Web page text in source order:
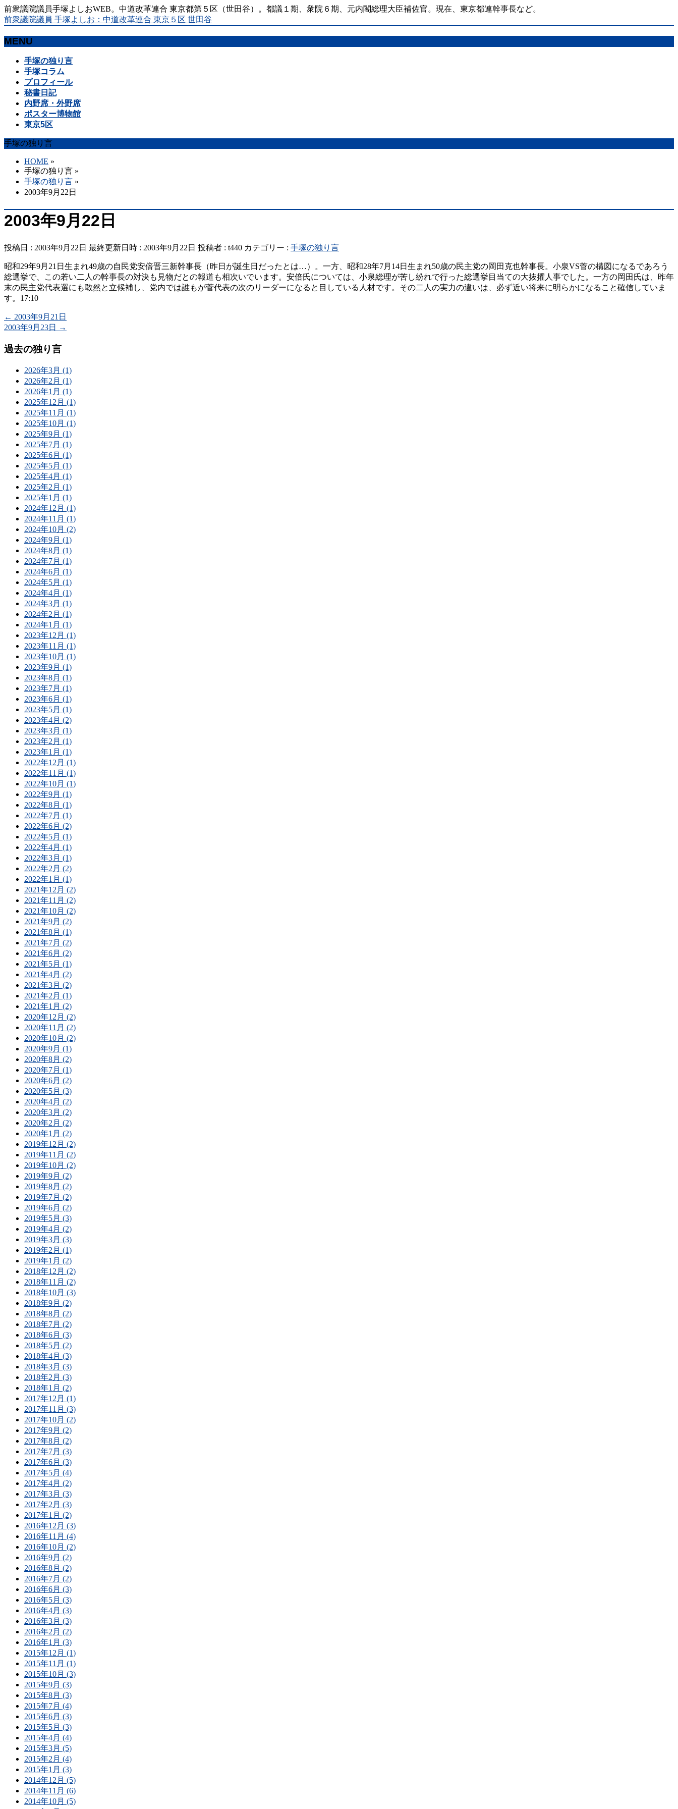
前衆議院議員手塚よしおWEB。中道改革連合 東京都第５区（世田谷）。都議１期、衆院６期、元内閣総理大臣補佐官。現在、東京都連幹事長など。
前衆議院議員 手塚よしお：中道改革連合 東京５区 世田谷
MENU
手塚の独り言
手塚コラム
プロフィール
秘書日記
内野席・外野席
ポスター博物館
東京5区
手塚の独り言
HOME »
手塚の独り言 »
手塚の独り言 »
2003年9月22日
2003年9月22日
投稿日 : 2003年9月22日 最終更新日時 : 2003年9月22日 投稿者 : t440 カテゴリー : 手塚の独り言
昭和29年9月21日生まれ49歳の自民党安倍晋三新幹事長（昨日が誕生日だったとは…）。一方、昭和28年7月14日生まれ50歳の民主党の岡田克也幹事長。小泉VS菅の構図になるであろう
総選挙で、この若い二人の幹事長の対決も見物だとの報道も相次いでいます。安倍氏については、小泉総理が苦し紛れで行った総選挙目当ての大抜擢人事でした。一方の岡田氏は、昨年
末の民主党代表選にも敢然と立候補し、党内では誰もが菅代表の次のリーダーになると目している人材です。その二人の実力の違いは、必ず近い将来に明らかになること確信していま
す。17:10
← 2003年9月21日
2003年9月23日
→
過去の独り言
2026年3月 (1)
2026年2月 (1)
2026年1月 (1)
2025年12月 (1)
2025年11月 (1)
2025年10月 (1)
2025年9月 (1)
2025年7月 (1)
2025年6月 (1)
2025年5月 (1)
2025年4月 (1)
2025年2月 (1)
2025年1月 (1)
2024年12月 (1)
2024年11月 (1)
2024年10月 (2)
2024年9月 (1)
2024年8月 (1)
2024年7月 (1)
2024年6月 (1)
2024年5月 (1)
2024年4月 (1)
2024年3月 (1)
2024年2月 (1)
2024年1月 (1)
2023年12月 (1)
2023年11月 (1)
2023年10月 (1)
2023年9月 (1)
2023年8月 (1)
2023年7月 (1)
2023年6月 (1)
2023年5月 (1)
2023年4月 (2)
2023年3月 (1)
2023年2月 (1)
2023年1月 (1)
2022年12月 (1)
2022年11月 (1)
2022年10月 (1)
2022年9月 (1)
2022年8月 (1)
2022年7月 (1)
2022年6月 (2)
2022年5月 (1)
2022年4月 (1)
2022年3月 (1)
2022年2月 (2)
2022年1月 (1)
2021年12月 (2)
2021年11月 (2)
2021年10月 (2)
2021年9月 (2)
2021年8月 (1)
2021年7月 (2)
2021年6月 (2)
2021年5月 (1)
2021年4月 (2)
2021年3月 (2)
2021年2月 (1)
2021年1月 (2)
2020年12月 (2)
2020年11月 (2)
2020年10月 (2)
2020年9月 (1)
2020年8月 (2)
2020年7月 (1)
2020年6月 (2)
2020年5月 (3)
2020年4月 (2)
2020年3月 (2)
2020年2月 (2)
2020年1月 (2)
2019年12月 (2)
2019年11月 (2)
2019年10月 (2)
2019年9月 (2)
2019年8月 (2)
2019年7月 (2)
2019年6月 (2)
2019年5月 (3)
2019年4月 (2)
2019年3月 (3)
2019年2月 (1)
2019年1月 (2)
2018年12月 (2)
2018年11月 (2)
2018年10月 (3)
2018年9月 (2)
2018年8月 (2)
2018年7月 (2)
2018年6月 (3)
2018年5月 (2)
2018年4月 (3)
2018年3月 (3)
2018年2月 (3)
2018年1月 (2)
2017年12月 (1)
2017年11月 (3)
2017年10月 (2)
2017年9月 (2)
2017年8月 (2)
2017年7月 (3)
2017年6月 (3)
2017年5月 (4)
2017年4月 (2)
2017年3月 (3)
2017年2月 (3)
2017年1月 (2)
2016年12月 (3)
2016年11月 (4)
2016年10月 (2)
2016年9月 (2)
2016年8月 (2)
2016年7月 (2)
2016年6月 (3)
2016年5月 (3)
2016年4月 (3)
2016年3月 (3)
2016年2月 (2)
2016年1月 (3)
2015年12月 (1)
2015年11月 (1)
2015年10月 (3)
2015年9月 (3)
2015年8月 (3)
2015年7月 (4)
2015年6月 (3)
2015年5月 (3)
2015年4月 (4)
2015年3月 (5)
2015年2月 (4)
2015年1月 (3)
2014年12月 (5)
2014年11月 (6)
2014年10月 (5)